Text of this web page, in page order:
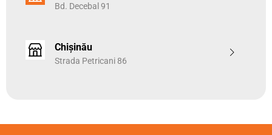
Bd. Decebal 91
Chișinău
Strada Petricani 86